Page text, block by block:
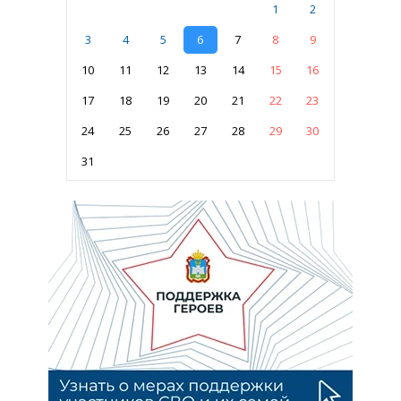
1
2
3
4 5 6 7 8
9
10
11 12 13 14 15
16
17
18 19 20 21 22
23
24
25 26 27 28 29
30
31